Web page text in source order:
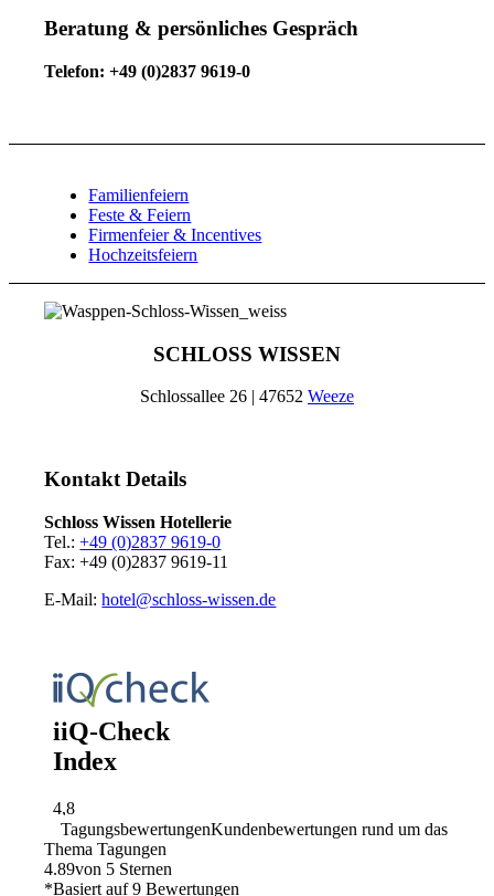
Beratung & persönliches Gespräch
Telefon: +49 (0)2837 9619-0
Familienfeiern
Feste & Feiern
Firmenfeier & Incentives
Hochzeitsfeiern
SCHLOSS WISSEN
Schlossallee 26 | 47652 Weeze
Kontakt Details
Schloss Wissen Hotellerie
Tel.:+49 (0)2837 9619-0
Fax: +49 (0)2837 9619-11
E-Mail:hotel@schloss-wissen.de
TagungsbewertungenKundenbewertungen rund um das
Thema Tagungen
4.89von 5 Sternen
*Basiert auf9 Bewertungen